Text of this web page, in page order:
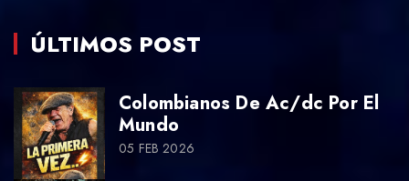
ÚLTIMOS POST
Colombianos De Ac/dc Por El
Mundo
05 FEB 2026